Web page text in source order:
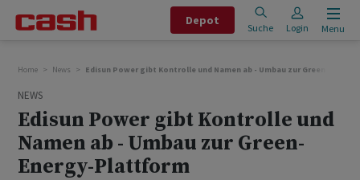
Depot
Suche Login Menu
Home News Edisun Power gibt Kontrolle und Namen ab - Umbau zur Green-
NEWS
Edisun Power gibt Kontrolle und
Namen ab - Umbau zur Green-
Energy-Plattform